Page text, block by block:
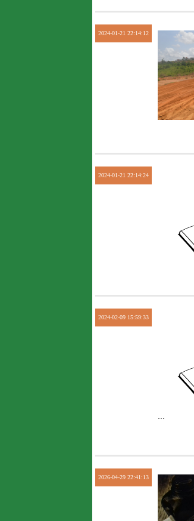
2024-01-21 22:14:12
2024-01-21 22:14:24
2024-02-09 15:59:33
2026-04-29 22:41:13